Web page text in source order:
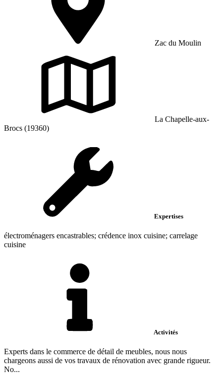
Zac du Moulin
La Chapelle-aux-
Brocs (19360)
Expertises
électroménagers encastrables; crédence inox cuisine; carrelage
cuisine
Activités
Experts dans le commerce de détail de meubles, nous nous
chargeons aussi de vos travaux de rénovation avec grande rigueur.
No...